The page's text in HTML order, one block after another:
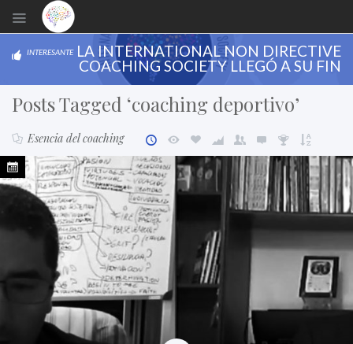
INTERESANTE LA INTERNATIONAL NON DIRECTIVE
COACHING SOCIETY LLEGÓ A SU FIN
Posts Tagged ‘coaching deportivo’
Esencia del coaching